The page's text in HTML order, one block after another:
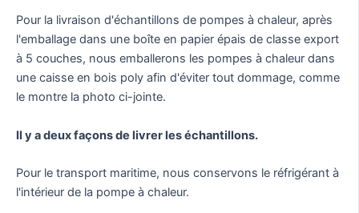
Pour la livraison d'échantillons de pompes à chaleur, après
l'emballage dans une boîte en papier épais de classe export
à 5 couches, nous emballerons les pompes à chaleur dans
une caisse en bois poly afin d'éviter tout dommage, comme
le montre la photo ci-jointe.
Il y a deux façons de livrer les échantillons.
Pour le transport maritime, nous conservons le réfrigérant à
l'intérieur de la pompe à chaleur.